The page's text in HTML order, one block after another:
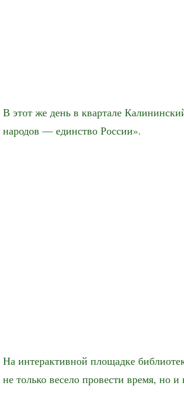
В этот же день в квартале
народов — единство России».
На интерактивной площадке
не только весело провести время, но